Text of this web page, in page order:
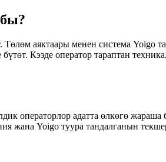
аяктаары менен система Yoigo
Кээде оператор тараптан
операторлор адатта өлкөгө
жана Yoigo туура тандалганын